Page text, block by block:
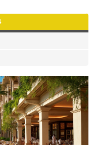
стоит
роскошными